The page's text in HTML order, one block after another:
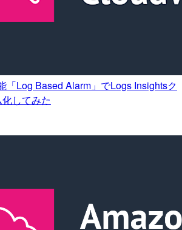
「Log Based Alarm」でLogs Insightsク
してみた